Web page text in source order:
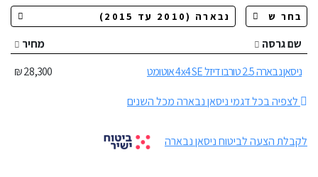
שם גרסה
מחיר
ניסאן נבארה 2.5 טורבו דיזל 4x4 SE אוטומט
28,300 ₪
לצפיה בכל דגמי ניסאן נבארה מכל השנים
לקבלת הצעה לביטוח ניסאן נבארה